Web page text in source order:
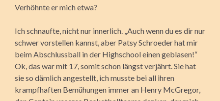
Verhöhnte er mich etwa?
Ich schnaufte, nicht nur innerlich. „Auch wenn du es dir nur
schwer vorstellen kannst, aber Patsy Schroeder hat mir
beim Abschlussball in der Highschool einen geblasen!“
Ok, das war mit 17, somit schon längst verjährt. Sie hat
sie so dämlich angestellt, ich musste bei all ihren
krampfhaften Bemühungen immer an Henry McGregor,